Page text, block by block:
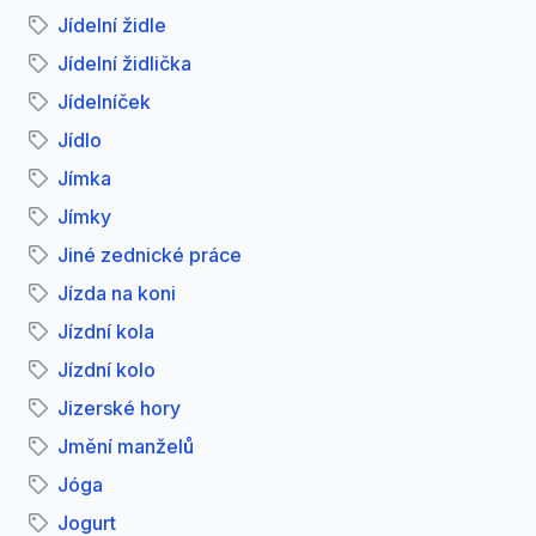
Jídelní židle
Jídelní židlička
Jídelníček
Jídlo
Jímka
Jímky
Jiné zednické práce
Jízda na koni
Jízdní kola
Jízdní kolo
Jizerské hory
Jmění manželů
Jóga
Jogurt